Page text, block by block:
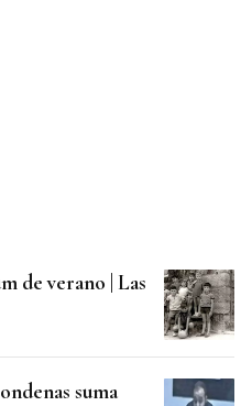
de verano | Las
suma